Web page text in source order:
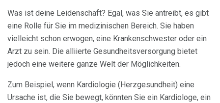
Was ist deine Leidenschaft? Egal, was Sie antreibt, es gibt
eine Rolle für Sie im medizinischen Bereich. Sie haben
vielleicht schon erwogen, eine Krankenschwester oder ein
Arzt zu sein. Die alliierte Gesundheitsversorgung bietet
jedoch eine weitere ganze Welt der Möglichkeiten.
Zum Beispiel, wenn Kardiologie (Herzgesundheit) eine
Ursache ist, die Sie bewegt, könnten Sie ein Kardiologe, ein